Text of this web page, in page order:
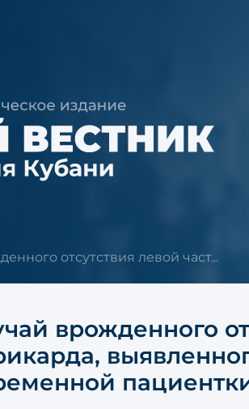
отсутствия левой част...
врожденного